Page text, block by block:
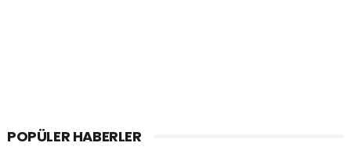
POPÜLER HABERLER